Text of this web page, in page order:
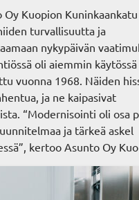
Kuopion
turvallisuutta ja
nykypäivän
oli aiemmin käytössä
vuonna 1968. Näiden
ja ne kaipasivat
“Modernisointi oli osa
ja tärkeä askel
kertoo Asunto Oy